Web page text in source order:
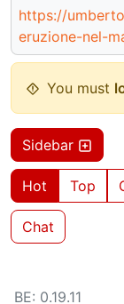
https://
eruzione-nel-
You must
Sidebar
Hot Top
Chat
BE: 0.19.11